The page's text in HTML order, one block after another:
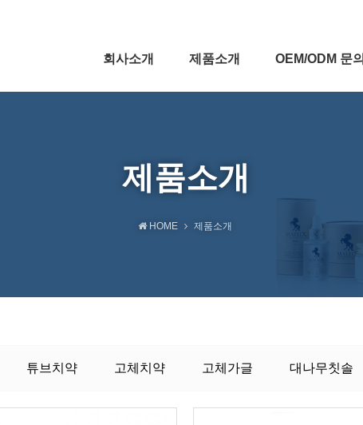
회사소개 제품소개 OEM/ODM 문의
제품소개
HOME 제품소개
튜브치약 고체치약 고체가글 대나무칫솔